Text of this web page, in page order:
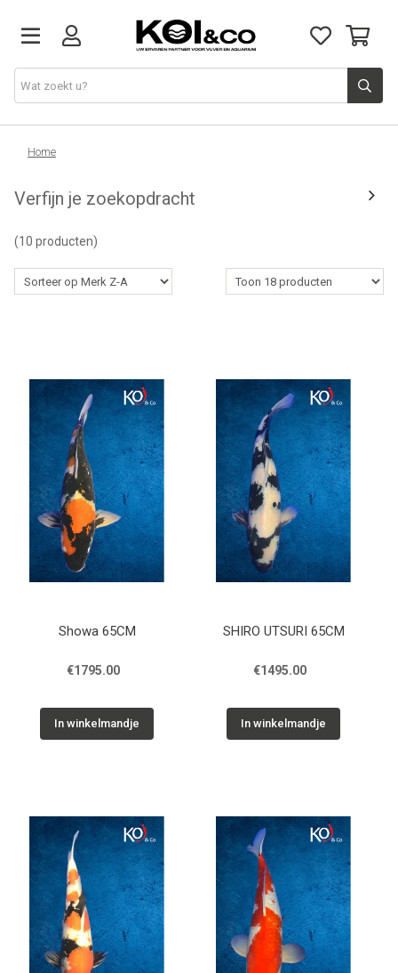
Vijver
Vijvervissen
Aquarium
Doe het zelf
Over ons
Cadeaubon
Contact
Home
Verfijn je zoekopdracht
(10 producten)
Showa 65CM
€1795.00
In winkelmandje
SHIRO UTSURI 65CM
€1495.00
In winkelmandje